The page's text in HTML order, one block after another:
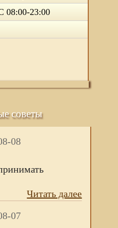
23:00
советы
08
Читать далее
07